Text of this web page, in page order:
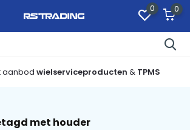
0 0
aanbod wielserviceproducten & TPMS
met houder